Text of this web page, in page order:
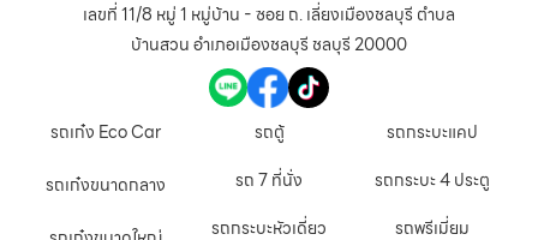
เลขที่ 11/8 หมู่ 1 หมู่บ้าน - ซอย ถ. เลี่ยงเมืองชลบุรี ตำบล
บ้านสวน อำเภอเมืองชลบุรี ชลบุรี 20000
รถเก๋ง Eco Car
รถเก๋งขนาดกลาง
รถตู้
รถ 7 ที่นั่ง
รถกระบะหัวเดี่ยว
รถกระบะแคป
รถกระบะ 4 ประตู
รถพรีเมี่ยม